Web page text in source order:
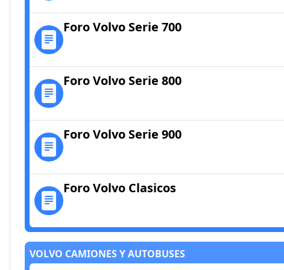
Foro Volvo Serie 700
Foro Volvo Serie 800
Foro Volvo Serie 900
Foro Volvo Clasicos
VOLVO CAMIONES Y AUTOBUSES